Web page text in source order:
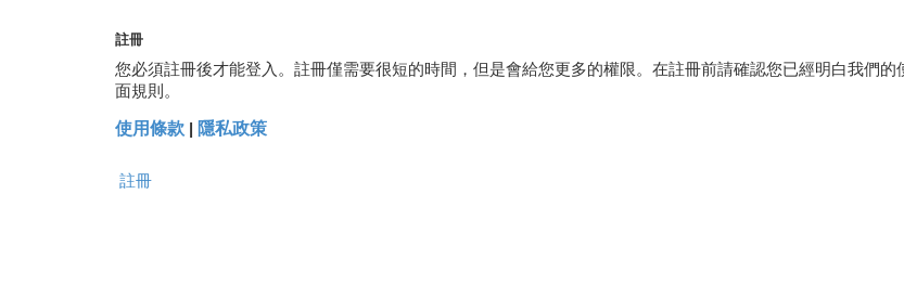
註冊
您必須註冊後才能登入。註冊僅需要很短的時間，但是會給您更多的權限。在註冊前請確認您已經明白我們
面規則。
使用條款 | 隱私政策
註冊